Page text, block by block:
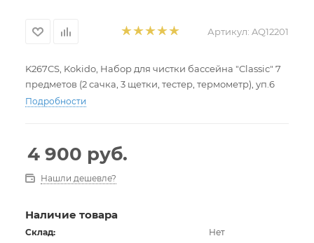
Артикул: AQ12201
K267CS, Kokido, Набор для чистки бассейна "Classic" 7
предметов (2 сачка, 3 щетки, тестер, термометр), уп.6
Подробности
4 900 руб.
Нашли дешевле?
Наличие товара
Склад:
Нет